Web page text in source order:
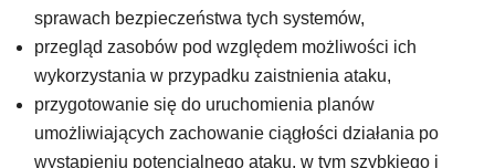
sprawach bezpieczeństwa tych systemów,
przegląd zasobów pod względem możliwości ich
wykorzystania w przypadku zaistnienia ataku,
przygotowanie się do uruchomienia planów
umożliwiających zachowanie ciągłości działania po
wystąpieniu potencjalnego ataku, w tym szybkiego i